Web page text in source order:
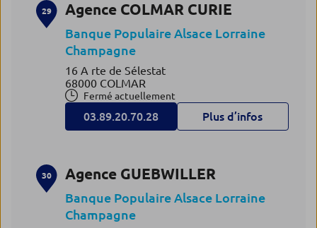
29 Agence COLMAR CURIE
Banque Populaire Alsace Lorraine
Champagne
16 A rte de Sélestat
68000 COLMAR
Fermé actuellement
03.89.20.70.28 Plus d’infos
30 Agence GUEBWILLER
Banque Populaire Alsace Lorraine
Champagne